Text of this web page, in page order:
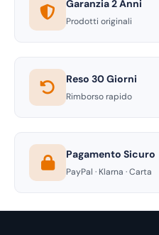
Garanzia 2 Anni
Prodotti originali
Reso 30 Giorni
Rimborso rapido
Pagamento Sicuro
PayPal · Klarna · Carta